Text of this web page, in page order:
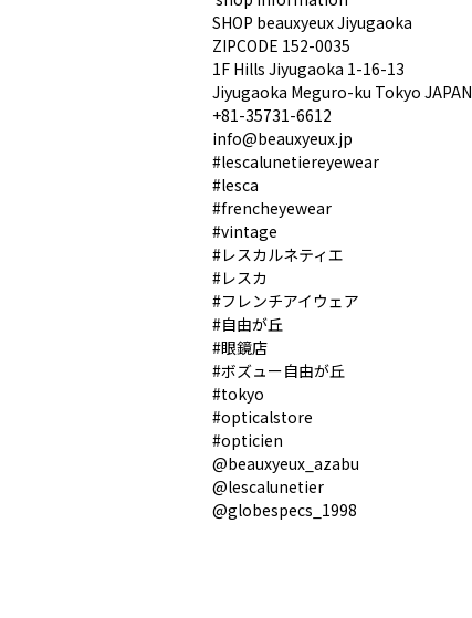
SHOP beauxyeux Jiyugaoka
ZIPCODE 152-0035
1F Hills Jiyugaoka 1-16-13
Jiyugaoka Meguro-ku Tokyo JAPAN
︎+81-35731-6612
info@beauxyeux.jp
#lescalunetiereyewear
#lesca
#frencheyewear
#vintage
#レスカルネティエ
#レスカ
#フレンチアイウェア
#自由が丘
#眼鏡店
#ボズュー自由が丘
#tokyo
#opticalstore
#opticien
@beauxyeux_azabu
@lescalunetier
@globespecs_1998